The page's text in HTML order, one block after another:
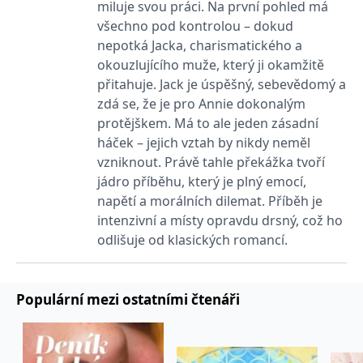
miluje svou práci. Na první pohled má
všechno pod kontrolou – dokud
nepotká Jacka, charismatického a
okouzlujícího muže, který ji okamžitě
přitahuje. Jack je úspěšný, sebevědomý a
zdá se, že je pro Annie dokonalým
protějškem. Má to ale jeden zásadní
háček – jejich vztah by nikdy neměl
vzniknout. Právě tahle překážka tvoří
jádro příběhu, který je plný emocí,
napětí a morálních dilemat. Příběh je
intenzivní a místy opravdu drsný, což ho
odlišuje od klasických romancí.
Populární mezi ostatními čtenáři
Meta Platform
Inc.
.grada.cz
poskytování řady
reklamních produktů,
reálném čase od
inzerentů třetích stran.
Microsoft
Corporation
.c.bing.com
1 rok
Toto je cookie první
strany společnosti
Microsoft MSN, které
zajišťuje správné
fungování této webové
stránky.
Microsoft
Corporation
.c.clarity.ms
10 minut
Tento soubor cookie
provádí informace o
tom, jak koncový
uživatel používá web, a
jakoukoli reklamu,
kterou koncový uživatel
mohl vidět před
návštěvou uvedeného
sledování pomocí
_uetsid
Microsoft
Corporation
.grada.cz
používá společnost Bing
k určení, jaké reklamy by